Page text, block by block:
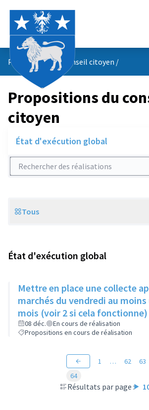
Propositions du conseil citoyen /
Propositions du
citoyen
État d'exécution global
Rechercher des réalisations
Scope
Tous
État d'exécution global
Mettre en place une collecte
marchés du vendredi au
mois (voir 2 si cela
des produits frais pour
08 déc.
En cours de réalisation
Propositions en cours de réalisation
Résultats par page :
1 … 62
63
64